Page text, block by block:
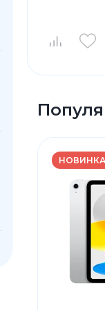
НОВИНКА